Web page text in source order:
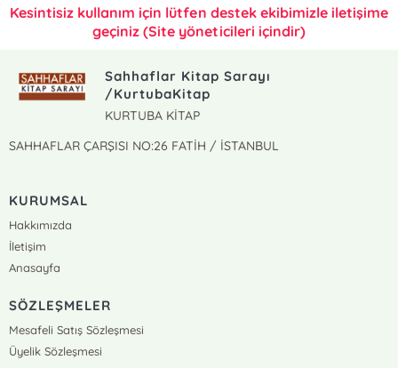
Kesintisiz kullanım için lütfen destek ekibimizle iletişime
geçiniz (Site yöneticileri içindir)
Sahhaflar Kitap Sarayı
/KurtubaKitap
KURTUBA KİTAP
SAHHAFLAR ÇARŞISI NO:26 FATİH / İSTANBUL
KURUMSAL
Hakkımızda
İletişim
Anasayfa
SÖZLEŞMELER
Mesafeli Satış Sözleşmesi
Üyelik Sözleşmesi